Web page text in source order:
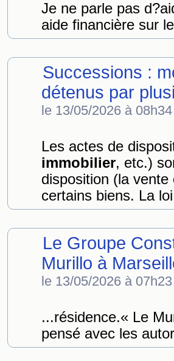
Je ne parle pas
aide financière sur
Successions :
détenus par
le 13/05/2026 à 08h34
Les actes de
immobilier, etc.)
disposition (la
certains biens. La
Le Groupe
Murillo à
le 13/05/2026 à 07h23
...résidence.« Le
pensé avec les